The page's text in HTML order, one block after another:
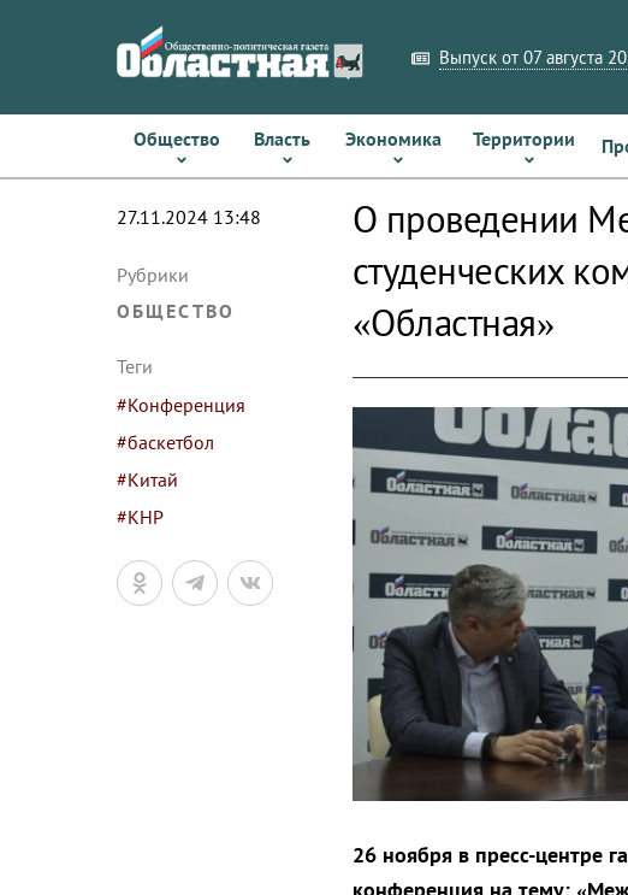
Выпуск от 07 августа
Общество Власть Экономика Территории
27.11.2024 13:48
Рубрики
ОБЩЕСТВО
Теги
#Конференция
#баскетбол
#Китай
#КНР
О проведении
студенческих
«Областная»
26 ноября в пресс-центре